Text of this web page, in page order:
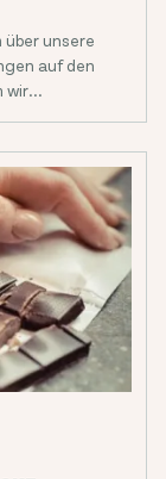
unsere
auf den
wir...